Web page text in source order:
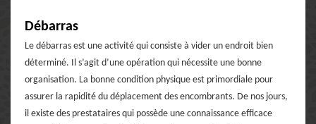
Débarras
Le débarras est une activité qui consiste à vider un endroit bien
déterminé. Il s’agit d’une opération qui nécessite une bonne
organisation. La bonne condition physique est primordiale pour
assurer la rapidité du déplacement des encombrants. De nos jours,
il existe des prestataires qui possède une connaissance efficace